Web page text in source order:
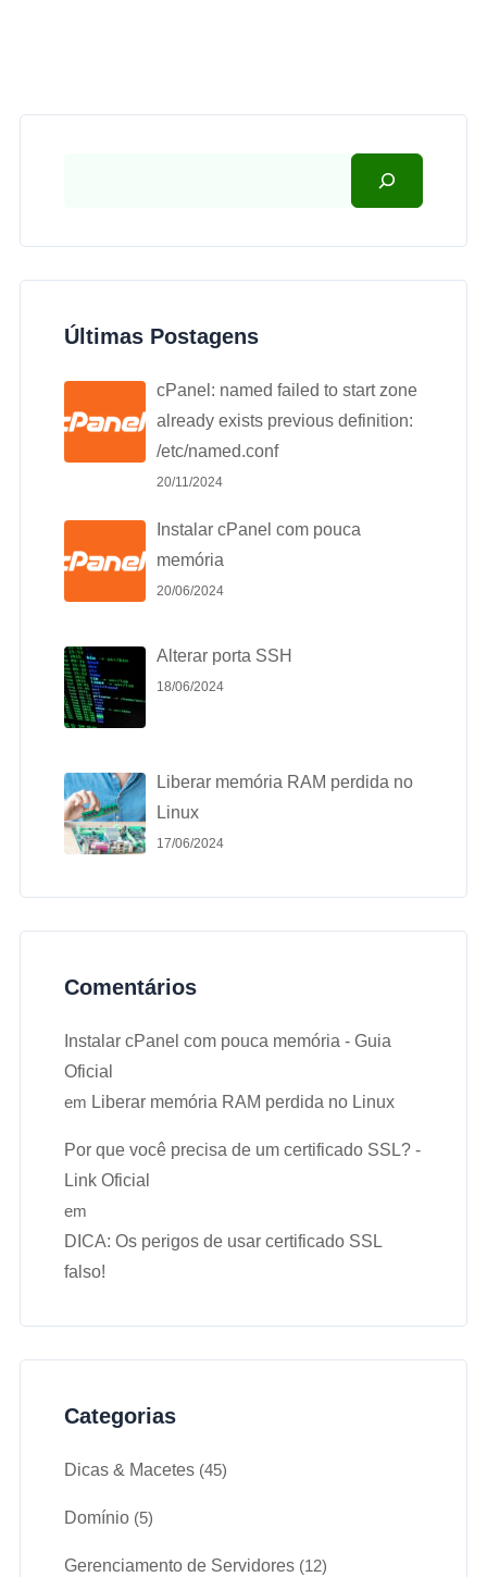
Últimas Postagens
cPanel: named failed to start zone
already exists previous definition:
/etc/named.conf
20/11/2024
Instalar cPanel com pouca
memória
20/06/2024
Alterar porta SSH
18/06/2024
Liberar memória RAM perdida no
Linux
17/06/2024
Comentários
Instalar cPanel com pouca memória - Guia
Oficial
em Liberar memória RAM perdida no Linux
Por que você precisa de um certificado SSL? -
Link Oficial
em
DICA: Os perigos de usar certificado SSL
falso!
Categorias
Dicas & Macetes (45)
Domínio (5)
Gerenciamento de Servidores (12)